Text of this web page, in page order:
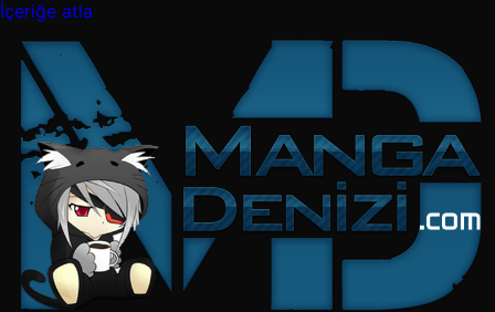
İçeriğe atla